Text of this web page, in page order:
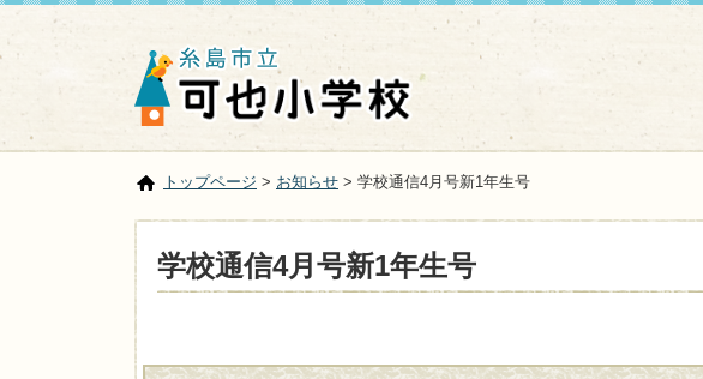
トップページ > お知らせ > 学校通信4月号新1年生号
学校通信4月号新1年生号